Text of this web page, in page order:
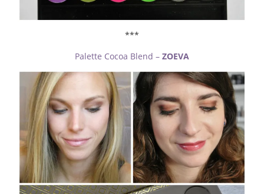
***
Palette Cocoa Blend – ZOEVA